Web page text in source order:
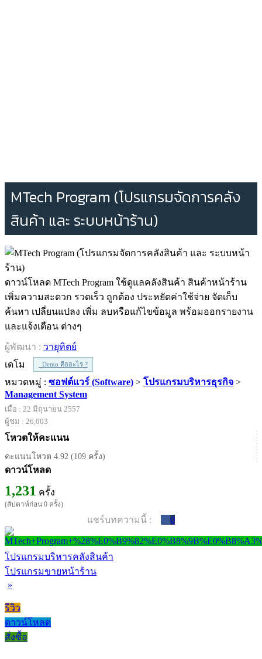
MTech Program (โปรแกรมจัดการคลัง
สินค้า และ ระบบหน้าร้าน)
ดาวน์โหลด MTech Program ใช้ดูแลคลังสินค้า สินค้าหน้าร้าน
เพิ่มความสะดวก รวดเร็ว ถูกต้อง ประหยัดค่าใช้จ่าย จัดเก็บ
ค้นหา เปลี่ยนแปลง เพิ่ม ลบหรือแก้ไขข้อมูล พร้อมออกรายงาน
และแจ้งเตือน ต่างๆ
ผู้พัฒนา : วายุทิตย์
เดโม
Demo คืออะไร ?
หมวดหมู่ : ซอฟต์แวร์ (Software) > โปรแกรมบริหารธุรกิจ >
Management System
เมื่อ : 22 มิถุนายน 2557
ผู้ชม : 26,003
โหวตให้คะแนน
คะแนนโหวต 4.92 (109 ครั้ง)
ดาวน์โหลด
1,231 ครั้ง
(สัปดาห์ก่อน 0 ครั้ง)
แชร์บทความนี้ : 0
โปรแกรมบริหารคลังสินค้า
โปรแกรมขายหน้าร้าน
»
รีวิว
ดาวน์โหลด
สั่งซื้อ